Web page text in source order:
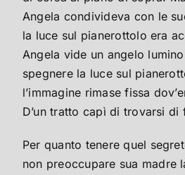
Angela condivideva con le
la luce sul pianerottolo era
Angela vide un angelo
spegnere la luce sul
l’immagine rimase fissa
D’un tratto capì di trovarsi
Per quanto tenere quel
non preoccupare sua madre